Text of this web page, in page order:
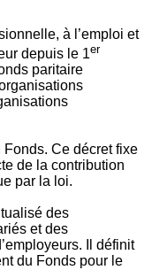
à l’emploi et
depuis le 1er
paritaire
Ce décret fixe
de la contribution
par la loi.
des
et des
Il définit
du Fonds pour le